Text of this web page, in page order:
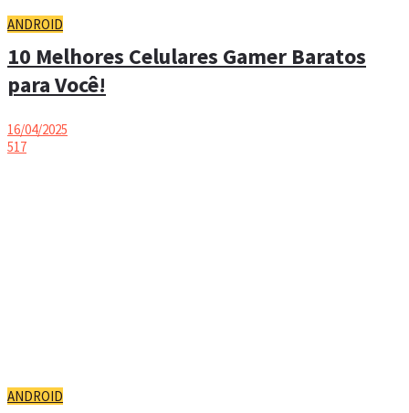
ANDROID
10 Melhores Celulares Gamer Baratos
para Você!
16/04/2025
517
ANDROID